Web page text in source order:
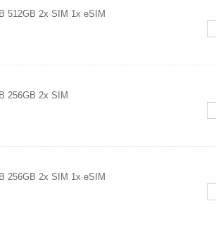
512GB 2x SIM 1x eSIM
256GB 2x SIM
256GB 2x SIM 1x eSIM